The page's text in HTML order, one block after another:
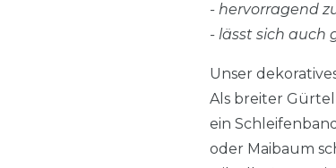
- hervorragend
- lässt sich auch
Unser
Als breiter
ein
oder Maibaum